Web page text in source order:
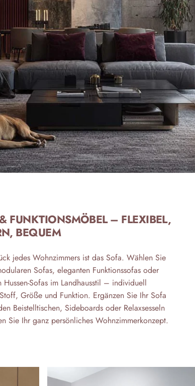
FUNKTIONSMÖBEL – FLEXIBEL,
BEQUEM
jedes Wohnzimmers ist das Sofa. Wählen Sie
Sofas, eleganten Funktionssofas oder
Hussen-Sofas im Landhausstil – individuell
Größe und Funktion. Ergänzen Sie Ihr Sofa
Beistelltischen, Sideboards oder Relaxsesseln
Sie Ihr ganz persönliches Wohnzimmerkonzept.